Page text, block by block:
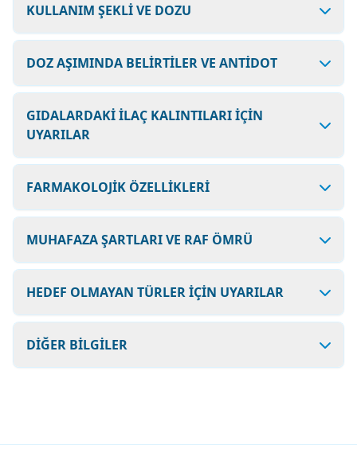
KULLANIM ŞEKLİ VE DOZU
DOZ AŞIMINDA BELİRTİLER VE ANTİDOT
GIDALARDAKİ İLAÇ KALINTILARI İÇİN
UYARILAR
FARMAKOLOJİK ÖZELLİKLERİ
MUHAFAZA ŞARTLARI VE RAF ÖMRÜ
HEDEF OLMAYAN TÜRLER İÇİN UYARILAR
DİĞER BİLGİLER